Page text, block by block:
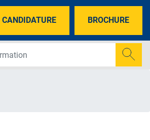
CANDIDATURE BROCHURE